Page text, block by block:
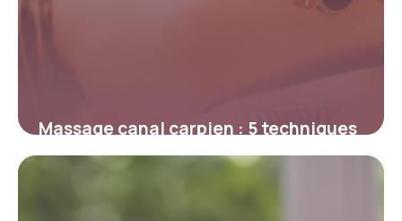
Massage canal carpien : 5 techniques
soulagement